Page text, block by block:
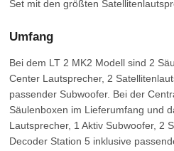
Set mit den größten
Umfang
Bei dem LT 2 MK2 Modell sind 2
Center Lautsprecher, 2
passender Subwoofer. Bei der
Säulenboxen im Lieferumfang und
Lautsprecher, 1 Aktiv Subwoofer, 2
Decoder Station 5 inklusive